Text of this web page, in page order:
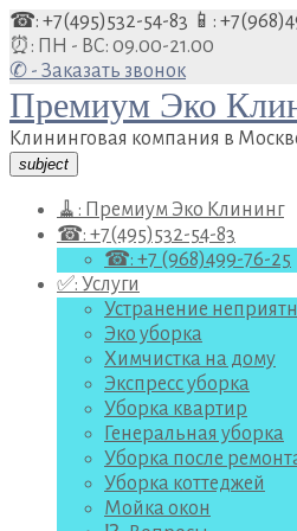
Перейти
к
содержанию
☎: +7(495)532-54-83 📱:
⏰: ПН - ВС: 09.00-21.00
✆ - Заказать звонок
Премиум Эко
Клининговая компания в
subject
🧹: Премиум Эко Клининг
☎: +7(495)532-54-83
☎: +7 (968)499-76-25
✅: Услуги
Устранение
Эко уборка
Химчистка на дому
Экспресс уборка
Уборка квартир
Генеральная уборка
Уборка после
Уборка коттеджей
Мойка окон